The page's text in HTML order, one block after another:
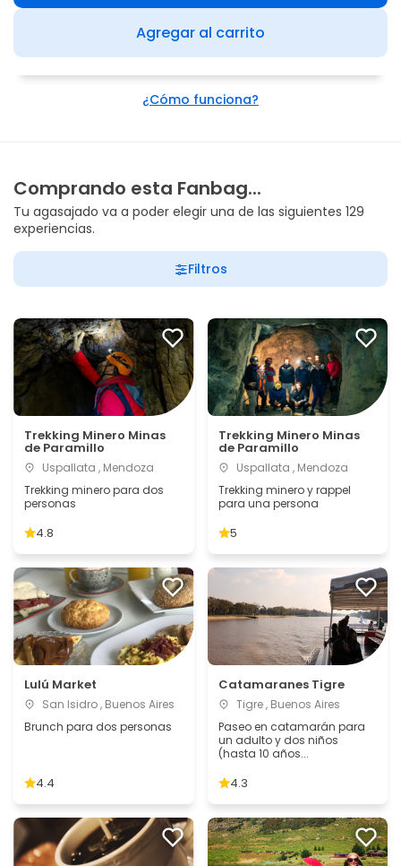
Agregar al carrito
¿Cómo funciona?
Comprando esta Fanbag...
Tu agasajado va a poder elegir una de las siguientes 129
experiencias.
Filtros
Trekking Minero Minas
de Paramillo
Uspallata , Mendoza
Trekking minero para dos
personas
4.8
Trekking Minero Minas
de Paramillo
Uspallata , Mendoza
Trekking minero y rappel
para una persona
5
Lulú Market
San Isidro , Buenos Aires
Brunch para dos personas
4.4
Catamaranes Tigre
Tigre , Buenos Aires
Paseo en catamarán para
un adulto y dos niños
(hasta 10 años...
4.3